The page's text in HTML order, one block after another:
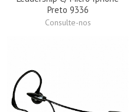
Preto 9336
Consulte-nos